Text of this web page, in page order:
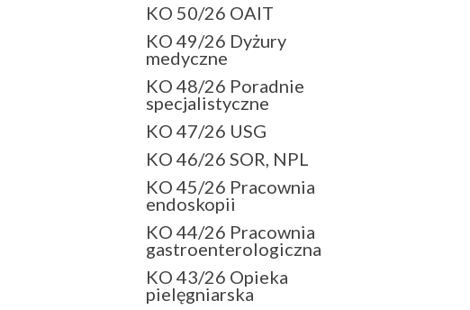
KO 50/26 OAIT
KO 49/26 Dyżury
medyczne
KO 48/26 Poradnie
specjalistyczne
KO 47/26 USG
KO 46/26 SOR, NPL
KO 45/26 Pracownia
endoskopii
KO 44/26 Pracownia
gastroenterologiczna
KO 43/26 Opieka
pielęgniarska